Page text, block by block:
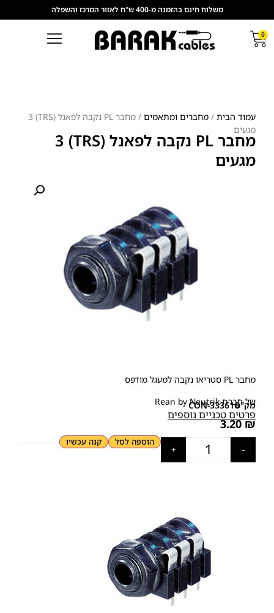
משלוח חינם בהזמנה מ-400 ש"ח לאזור המרכז והשפלה
0
עמוד הבית / מחברים ומתאמים
/ מחבר PL נקבה לפאנל (TRS) 3
מגעים
מחבר PL נקבה לפאנל (TRS) 3
מגעים
מחבר PL סטריאו נקבה למעגל מודפס
של חברת Rean by Neutrik
מק"טCON-333616
פרטים טכניים נוספים
3.20₪
-
+
הוספה לסל קנה עכשיו